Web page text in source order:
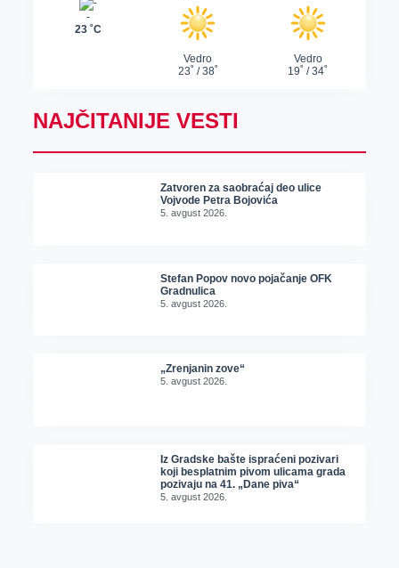
NAJČITANIJE VESTI
Zatvoren za saobraćaj deo ulice
Vojvode Petra Bojovića
5. avgust 2026.
Stefan Popov novo pojačanje OFK
Gradnulica
5. avgust 2026.
„Zrenjanin zove“
5. avgust 2026.
Iz Gradske bašte ispraćeni pozivari
koji besplatnim pivom ulicama grada
pozivaju na 41. „Dane piva“
5. avgust 2026.